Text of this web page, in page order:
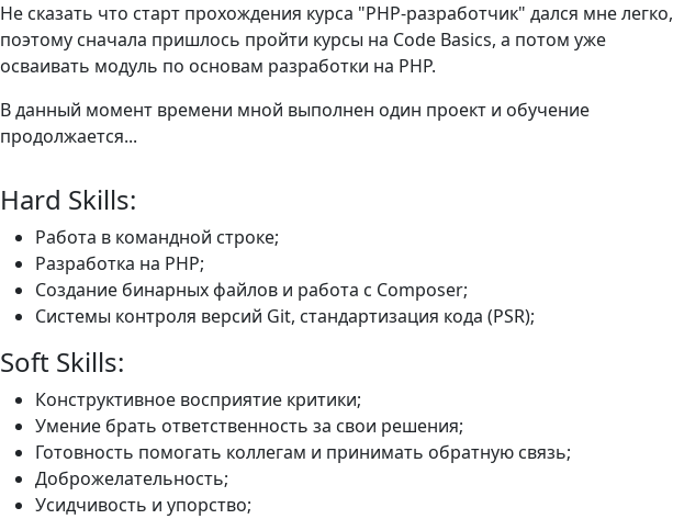
Не сказать что старт прохождения курса "PHP-разработчик" дался мне легко,
поэтому сначала пришлось пройти курсы на Code Basics, а потом уже
осваивать модуль по основам разработки на PHP.
В данный момент времени мной выполнен один проект и обучение
продолжается...
Hard Skills:
Работа в командной строке;
Разработка на PHP;
Создание бинарных файлов и работа с Composer;
Системы контроля версий Git, стандартизация кода (PSR);
Soft Skills:
Конструктивное восприятие критики;
Умение брать ответственность за свои решения;
Готовность помогать коллегам и принимать обратную связь;
Доброжелательность;
Усидчивость и упорство;